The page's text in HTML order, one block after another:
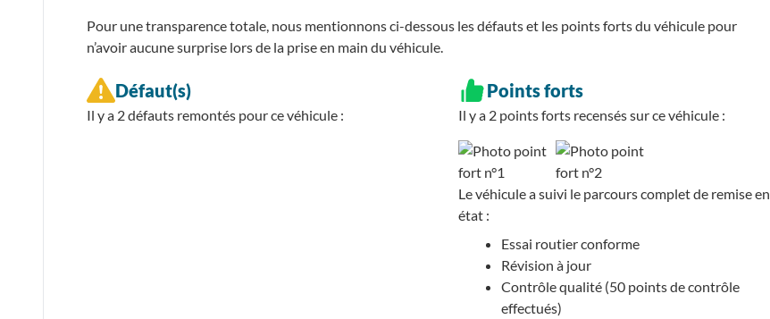
Pour une transparence totale, nous mentionnons ci-dessous les défauts et les points forts du véhicule pour
n’avoir aucune surprise lors de la prise en main du véhicule.
Défaut(s)
Il y a 2défauts remontés pour ce véhicule :
Points forts
Il y a 2 points forts recenséssur ce véhicule :
Le véhicule a suivi le parcours complet de remise en
état :
Essai routier conforme
Révision à jour
Contrôle qualité (50 points de contrôle
effectués)